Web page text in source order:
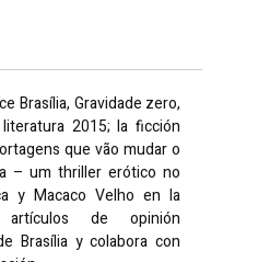
Brasília, Gravidade zero,
2015; la ficción
que vão mudar o
– um thriller erótico no
y Macaco Velho en la
artículos de opinión
Brasília y colabora con